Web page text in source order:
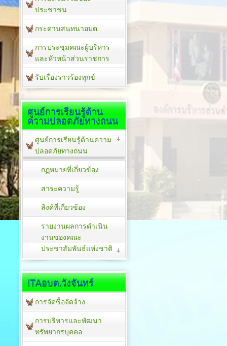
ประชาชน
กระดานสนทนาอบต
การประชุมคณะผู้บริหาร
และหัวหน้าส่วนราชการ
รับเรื่องราวร้องทุกข์
ศูนย์การเรียนรู้ด้าน
ความปลอดภัยทางถนน
ศูนย์การเรียนรู้ด้านความ
ปลอดภัยทางถนน
กฏหมายที่เกี่ยวข้อง
สาระความรู้
ลิงค์ที่เกี่ยวข้อง
รายงานผลการดำเนิน
งานของคณะ
ประชาสัมพันธ์แห่งชาติ
ITAอบต.วังจันทร์
การจัดซื้อจัดจ้าง
การบริหารและพัฒนา
ทรัพยากรบุคคล